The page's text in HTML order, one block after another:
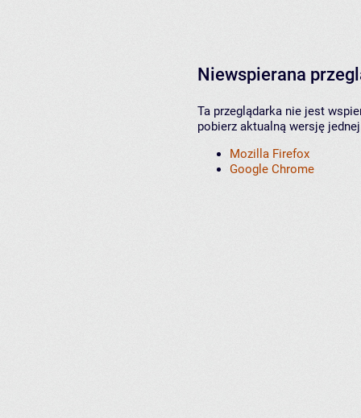
Niewspierana
Ta przeglądarka nie jest
pobierz aktualną wersję
Mozilla Firefox
Google Chrome